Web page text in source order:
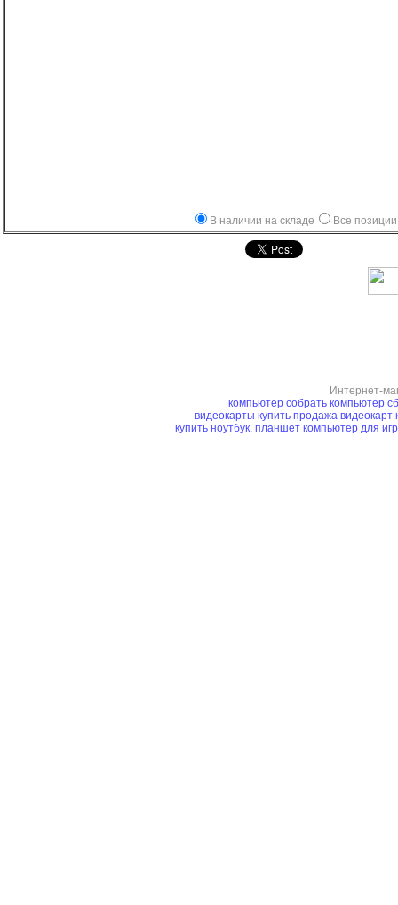
В наличии на складе Все позиции
Интернет-
компьютер собрать компьютер
видеокарты купить продажа видеокарт
купить ноутбук, планшет компьютер для